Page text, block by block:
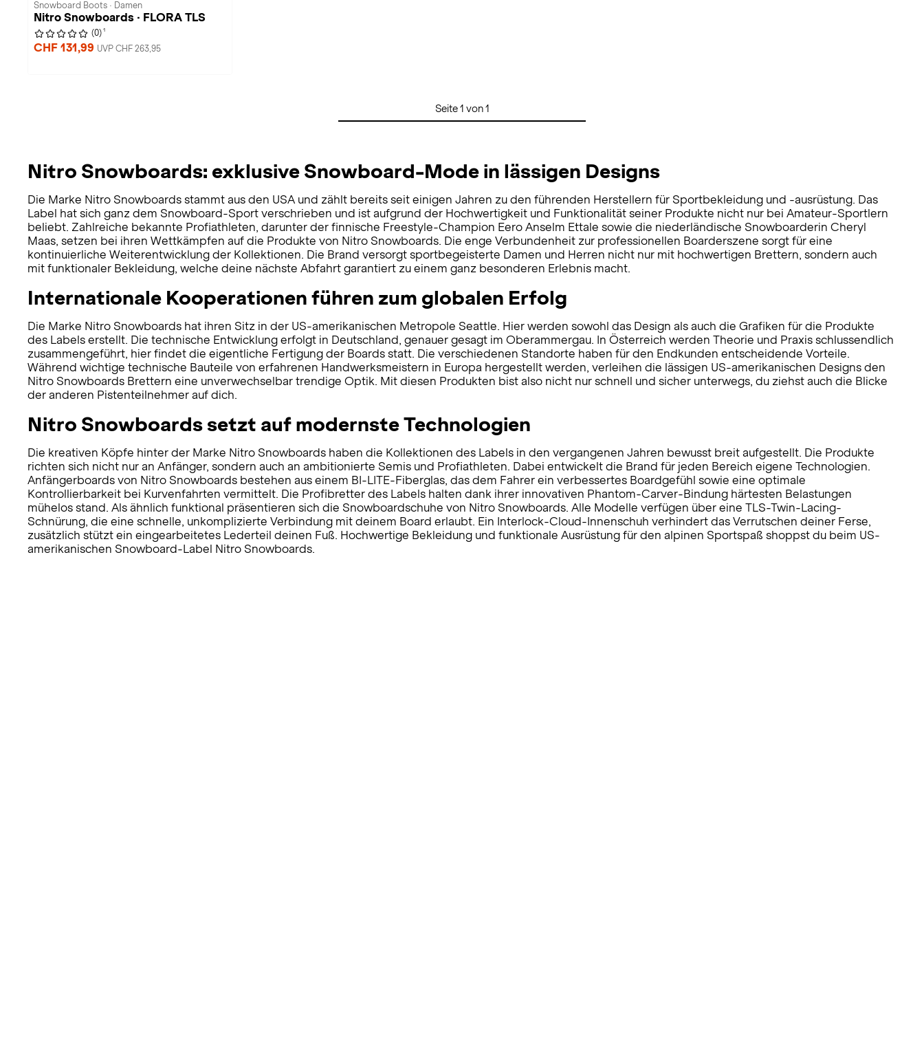
Snowboard Boots · Damen
Nitro Snowboards · FLORA TLS
(0) 1
CHF 131,99 UVP CHF 263,95
Seite 1 von 1
Nitro Snowboards: exklusive Snowboard-Mode in lässigen Designs
Die Marke Nitro Snowboards stammt aus den USA und zählt bereits seit einigen Jahren zu den führenden Herstellern für Sportbekleidung und -ausrüstung. Das
Label hat sich ganz dem Snowboard-Sport verschrieben und ist aufgrund der Hochwertigkeit und Funktionalität seiner Produkte nicht nur bei Amateur-Sportlern
beliebt. Zahlreiche bekannte Profiathleten, darunter der finnische Freestyle-Champion Eero Anselm Ettale sowie die niederländische Snowboarderin Cheryl
Maas, setzen bei ihren Wettkämpfen auf die Produkte von Nitro Snowboards. Die enge Verbundenheit zur professionellen Boarderszene sorgt für eine
kontinuierliche Weiterentwicklung der Kollektionen. Die Brand versorgt sportbegeisterte Damen und Herren nicht nur mit hochwertigen Brettern, sondern auch
mit funktionaler Bekleidung, welche deine nächste Abfahrt garantiert zu einem ganz besonderen Erlebnis macht.
Internationale Kooperationen führen zum globalen Erfolg
Die Marke Nitro Snowboards hat ihren Sitz in der US-amerikanischen Metropole Seattle. Hier werden sowohl das Design als auch die Grafiken für die Produkte
des Labels erstellt. Die technische Entwicklung erfolgt in Deutschland, genauer gesagt im Oberammergau. In Österreich werden Theorie und Praxis schlussendlich
zusammengeführt, hier findet die eigentliche Fertigung der Boards statt. Die verschiedenen Standorte haben für den Endkunden entscheidende Vorteile.
Während wichtige technische Bauteile von erfahrenen Handwerksmeistern in Europa hergestellt werden, verleihen die lässigen US-amerikanischen Designs den
Nitro Snowboards Brettern eine unverwechselbar trendige Optik. Mit diesen Produkten bist also nicht nur schnell und sicher unterwegs, du ziehst auch die Blicke
der anderen Pistenteilnehmer auf dich.
Nitro Snowboards setzt auf modernste Technologien
Die kreativen Köpfe hinter der Marke Nitro Snowboards haben die Kollektionen des Labels in den vergangenen Jahren bewusst breit aufgestellt. Die Produkte
richten sich nicht nur an Anfänger, sondern auch an ambitionierte Semis und Profiathleten. Dabei entwickelt die Brand für jeden Bereich eigene Technologien.
Anfängerboards von Nitro Snowboards bestehen aus einem BI-LITE-Fiberglas, das dem Fahrer ein verbessertes Boardgefühl sowie eine optimale
Kontrollierbarkeit bei Kurvenfahrten vermittelt. Die Profibretter des Labels halten dank ihrer innovativen Phantom-Carver-Bindung härtesten Belastungen
mühelos stand. Als ähnlich funktional präsentieren sich die Snowboardschuhe von Nitro Snowboards. Alle Modelle verfügen über eine TLS-Twin-Lacing-
Schnürung, die eine schnelle, unkomplizierte Verbindung mit deinem Board erlaubt. Ein Interlock-Cloud-Innenschuh verhindert das Verrutschen deiner Ferse,
zusätzlich stützt ein eingearbeitetes Lederteil deinen Fuß. Hochwertige Bekleidung und funktionale Ausrüstung für den alpinen Sportspaß shoppst du beim US-
amerikanischen Snowboard-Label Nitro Snowboards.